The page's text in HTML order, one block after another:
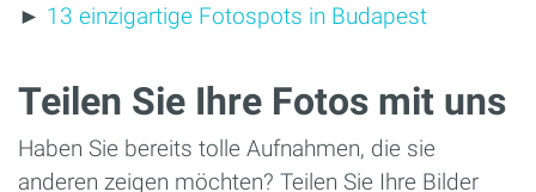
► 13 einzigartige Fotospots in Budapest
Teilen Sie Ihre Fotos mit uns
Haben Sie bereits tolle Aufnahmen, die sie
anderen zeigen möchten? Teilen Sie Ihre Bilder